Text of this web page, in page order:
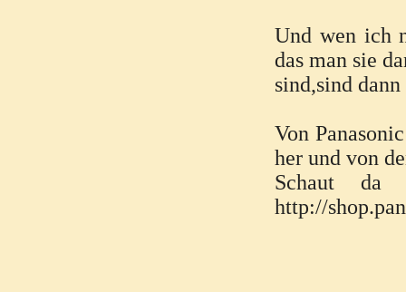
Und wen ich
das man sie
sind,sind
Von
her und von
Schaut da
http://